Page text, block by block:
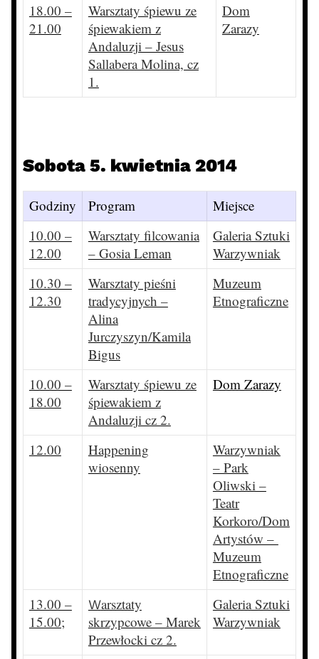
18.00 –
21.00
Warsztaty śpiewu ze
śpiewakiem z
Andaluzji – Jesus
Sallabera Molina, cz
1.
Dom
Zarazy
Sobota 5. kwietnia 2014
Godziny Program
Miejsce
10.00 –
12.00
Warsztaty filcowania
– Gosia Leman
Galeria Sztuki
Warzywniak
10.30 –
12.30
Warsztaty pieśni
tradycyjnych –
Alina
Jurczyszyn/Kamila
Bigus
Muzeum
Etnograficzne
10.00 –
18.00
Warsztaty śpiewu ze
śpiewakiem z
Andaluzji cz 2.
Dom Zarazy
12.00
Happening
wiosenny
Warzywniak
– Park
Oliwski –
Teatr
Korkoro/Dom
Artystów –
Muzeum
Etnograficzne
13.00 –
15.00;
Warsztaty
skrzypcowe – Marek
Przewłocki cz 2.
Galeria Sztuki
Warzywniak